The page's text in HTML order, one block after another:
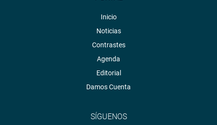
Inicio
Noticias
Contrastes
Agenda
Editorial
Damos Cuenta
SÍGUENOS